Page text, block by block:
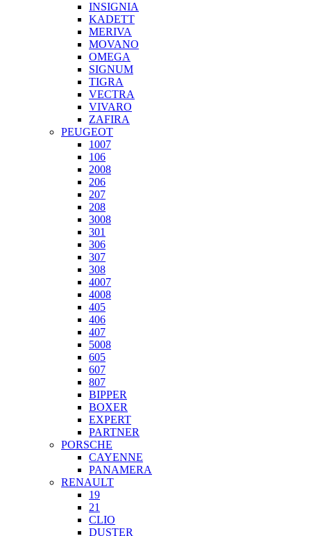
INSIGNIA
KADETT
MERIVA
MOVANO
OMEGA
SIGNUM
TIGRA
VECTRA
VIVARO
ZAFIRA
PEUGEOT
1007
106
2008
206
207
208
3008
301
306
307
308
4007
4008
405
406
407
5008
605
607
807
BIPPER
BOXER
EXPERT
PARTNER
PORSCHE
CAYENNE
PANAMERA
RENAULT
19
21
CLIO
DUSTER